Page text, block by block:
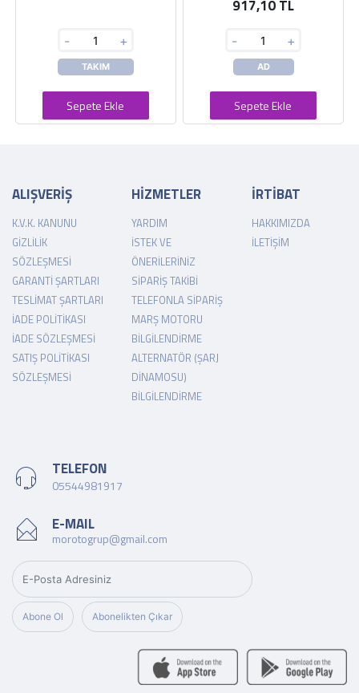
- +
TAKIM
Sepete Ekle
917,10 TL
- +
AD
Sepete Ekle
ALIŞVERİŞ
K.V.K. KANUNU
GIZLILIK
SÖZLEŞMESI
GARANTI ŞARTLARI
TESLIMAT ŞARTLARI
İADE POLITIKASI
İADE SÖZLEŞMESI
SATIŞ POLITIKASI
SÖZLEŞMESI
HİZMETLER
YARDIM
İSTEK VE
ÖNERILERINIZ
SIPARIŞ TAKIBI
TELEFONLA SIPARIŞ
MARŞ MOTORU
BILGILENDIRME
ALTERNATÖR (ŞARJ
DINAMOSU)
BILGILENDIRME
İRTİBAT
HAKKIMIZDA
İLETIŞIM
TELEFON
05544981917
E-MAIL
morotogrup@gmail.com
Abone Ol Abonelikten Çıkar